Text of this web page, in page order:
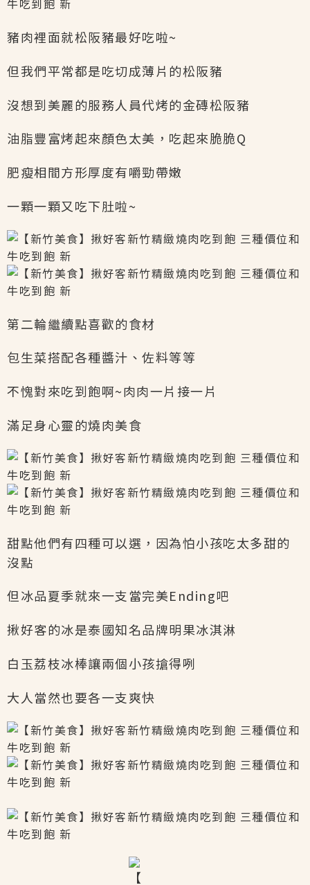
豬肉裡面就松阪豬最好吃啦~
但我們平常都是吃切成薄片的松阪豬
沒想到美麗的服務人員代烤的金磚松阪豬
油脂豐富烤起來顏色太美，吃起來脆脆Q
肥瘦相間方形厚度有嚼勁帶嫩
一顆一顆又吃下肚啦~
第二輪繼續點喜歡的食材
包生菜搭配各種醬汁、佐料等等
不愧對來吃到飽啊~肉肉一片接一片
滿足身心靈的燒肉美食
甜點他們有四種可以選，因為怕小孩吃太多甜的
沒點
但冰品夏季就來一支當完美Ending吧
揪好客的冰是泰國知名品牌明果冰淇淋
白玉荔枝冰棒讓兩個小孩搶得咧
大人當然也要各一支爽快